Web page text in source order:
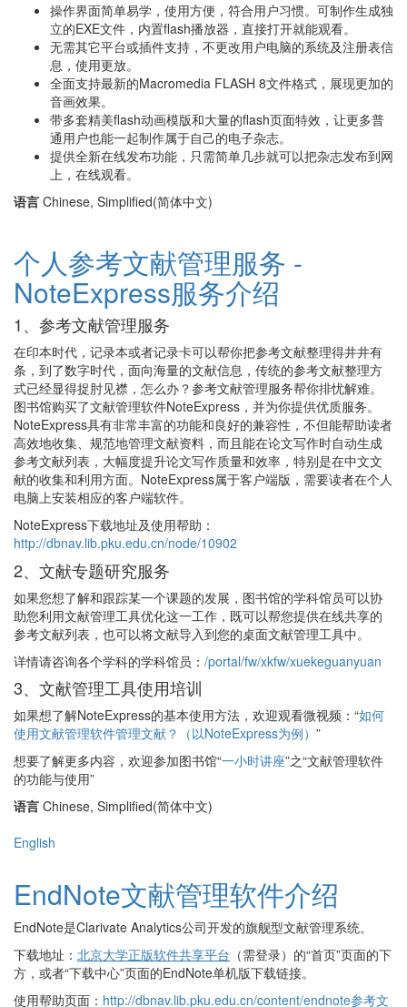
操作界面简单易学，使用方便，符合用户习惯。可制作生成独
立的EXE文件，内置flash播放器，直接打开就能观看。
无需其它平台或插件支持，不更改用户电脑的系统及注册表信
息，使用更放。
全面支持最新的Macromedia FLASH 8文件格式，展现更加的
音画效果。
带多套精美flash动画模版和大量的flash页面特效，让更多普
通用户也能一起制作属于自己的电子杂志。
提供全新在线发布功能，只需简单几步就可以把杂志发布到网
上，在线观看。
语言 Chinese, Simplified(简体中文)
个人参考文献管理服务 -
NoteExpress服务介绍
1、参考文献管理服务
在印本时代，记录本或者记录卡可以帮你把参考文献整理得井井有
条，到了数字时代，面向海量的文献信息，传统的参考文献整理方
式已经显得捉肘见襟，怎么办？参考文献管理服务帮你排忧解难。
图书馆购买了文献管理软件NoteExpress，并为你提供优质服务。
NoteExpress具有非常丰富的功能和良好的兼容性，不但能帮助读者
高效地收集、规范地管理文献资料，而且能在论文写作时自动生成
参考文献列表，大幅度提升论文写作质量和效率，特别是在中文文
献的收集和利用方面。NoteExpress属于客户端版，需要读者在个人
电脑上安装相应的客户端软件。
NoteExpress下载地址及使用帮助：
http://dbnav.lib.pku.edu.cn/node/10902
2、文献专题研究服务
如果您想了解和跟踪某一个课题的发展，图书馆的学科馆员可以协
助您利用文献管理工具优化这一工作，既可以帮您提供在线共享的
参考文献列表，也可以将文献导入到您的桌面文献管理工具中。
详情请咨询各个学科的学科馆员： /portal/fw/xkfw/xuekeguanyuan
3、文献管理工具使用培训
如果想了解NoteExpress的基本使用方法，欢迎观看微视频：“如何
使用文献管理软件管理文献？（以NoteExpress为例） ”
想要了解更多内容，欢迎参加图书馆“一小时讲座”之“文献管理软件
的功能与使用”
语言 Chinese, Simplified(简体中文)
English
EndNote文献管理软件介绍
EndNote是Clarivate Analytics公司开发的旗舰型文献管理系统。
下载地址： 北京大学正版软件共享平台 （需登录）的“首页”页面的下
方，或者“下载中心”页面的EndNote单机版下载链接。
使用帮助页面： http://dbnav.lib.pku.edu.cn/content/endnote参考文